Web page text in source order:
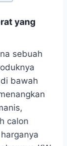
yang
sebuah
bawah
calon